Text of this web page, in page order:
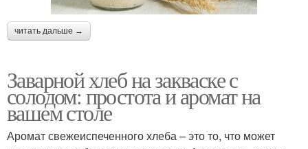
читать дальше →
Заварной хлеб на закваске с
солодом: простота и аромат на
вашем столе
Аромат свежеиспеченного хлеба – это то, что может